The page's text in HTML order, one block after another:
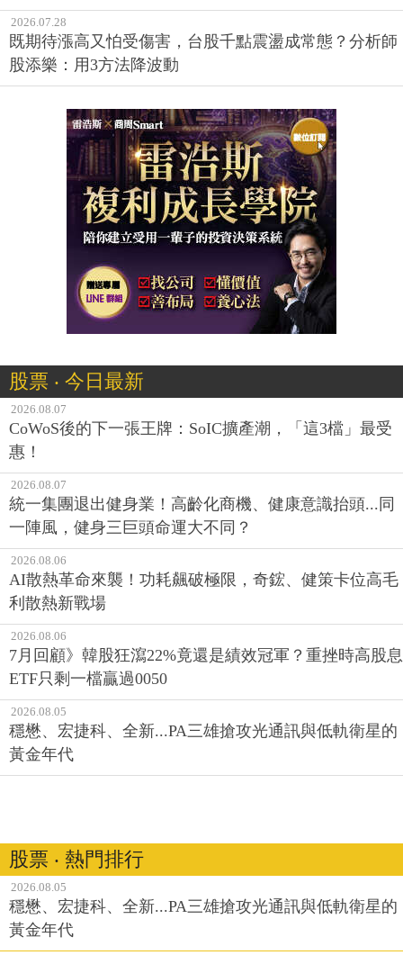
2026.07.28
既期待漲高又怕受傷害，台股千點震盪成常態？分析師
股添樂：用3方法降波動
股票 ‧ 今日最新
2026.08.07
CoWoS後的下一張王牌：SoIC擴產潮，「這3檔」最受
惠！
2026.08.07
統一集團退出健身業！高齡化商機、健康意識抬頭...同
一陣風，健身三巨頭命運大不同？
2026.08.06
AI散熱革命來襲！功耗飆破極限，奇鋐、健策卡位高毛
利散熱新戰場
2026.08.06
7月回顧》韓股狂瀉22%竟還是績效冠軍？重挫時高股息
ETF只剩一檔贏過0050
2026.08.05
穩懋、宏捷科、全新...PA三雄搶攻光通訊與低軌衛星的
黃金年代
股票 ‧ 熱門排行
2026.08.05
穩懋、宏捷科、全新...PA三雄搶攻光通訊與低軌衛星的
黃金年代